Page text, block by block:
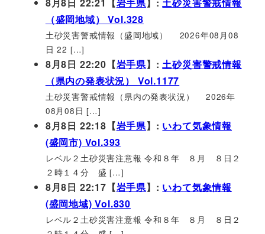
8月8日 22:21【岩手県】:土砂災害警戒情報
（盛岡地域） Vol.328
土砂災害警戒情報（盛岡地域） 2026年08月08
日 22 […]
8月8日 22:20【岩手県】:土砂災害警戒情報
（県内の発表状況） Vol.1177
土砂災害警戒情報（県内の発表状況） 2026年
08月08日 […]
8月8日 22:18【岩手県】: いわて気象情報
(盛岡市) Vol.393
レベル２土砂災害注意報 令和８年 ８月 ８日２
２時１４分 盛 […]
8月8日 22:17【岩手県】: いわて気象情報
(盛岡地域) Vol.830
レベル２土砂災害注意報 令和８年 ８月 ８日２